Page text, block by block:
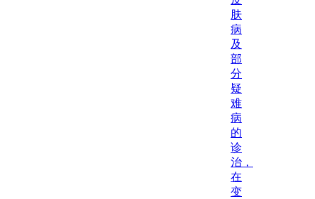
肤
病
及
部
分
疑
难
病
的
诊
治，
在
变